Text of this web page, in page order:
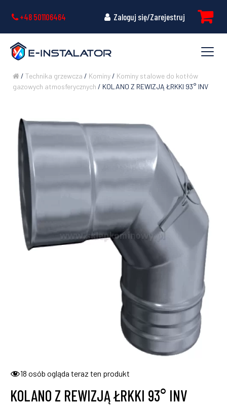
+48 501106464 Zaloguj się/Zarejestruj
/ Technika grzewcza / Kominy/ Kominy stalowe do kotłów
gazowych atmosferycznych / KOLANO Z REWIZJĄ ŁRKKI 93° INV
18 osób ogląda teraz ten produkt
KOLANO Z REWIZJĄ ŁRKKI 93° INV